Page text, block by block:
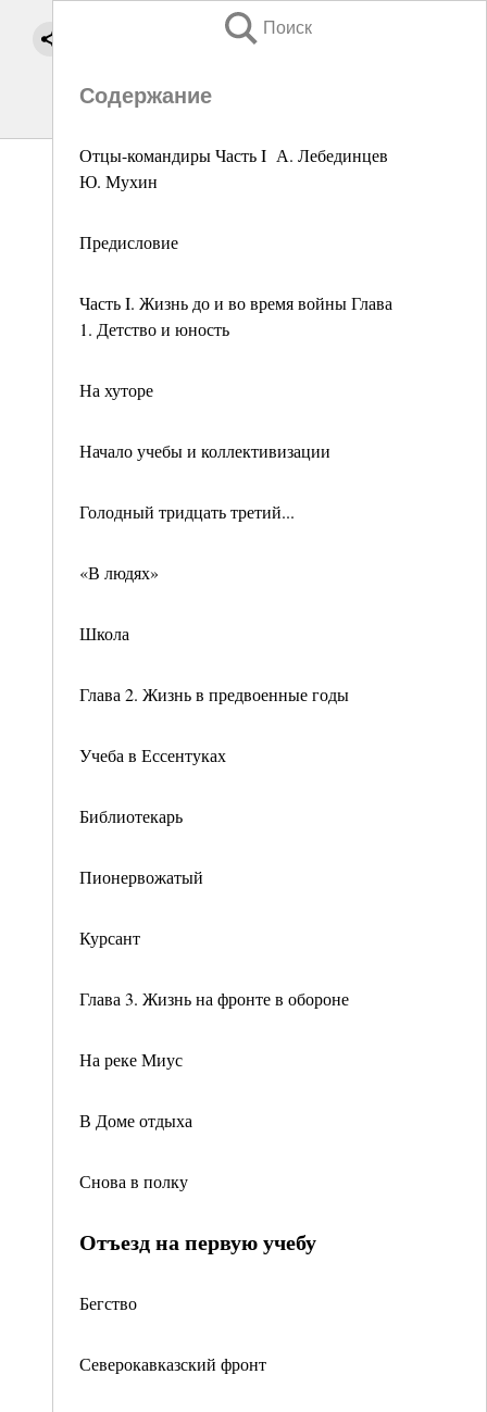
Поиск
Содержание
Отцы-командиры Часть I А. Лебединцев
Ю. Мухин
Предисловие
Часть I. Жизнь до и во время войны Глава
1. Детство и юность
На хуторе
Начало учебы и коллективизации
Голодный тридцать третий...
«В людях»
Школа
Глава 2. Жизнь в предвоенные годы
Учеба в Ессентуках
Библиотекарь
Пионервожатый
Курсант
Глава 3. Жизнь на фронте в обороне
На реке Миус
В Доме отдыха
Снова в полку
Отъезд на первую учебу
Бегство
Северокавказский фронт